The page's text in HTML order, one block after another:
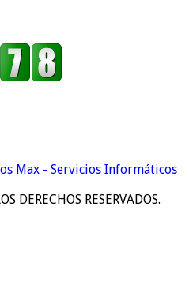
Max - Servicios Informáticos
DERECHOS RESERVADOS.